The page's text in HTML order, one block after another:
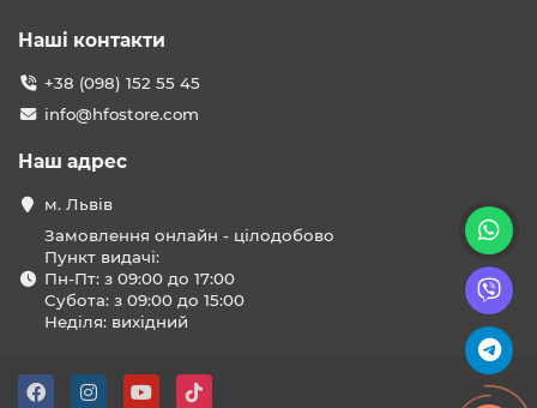
Наші контакти
+38 (098) 152 55 45
info@hfostore.com
Наш адрес
м. Львів
Замовлення онлайн - цілодобово
Пункт видачі:
Пн-Пт: з 09:00 до 17:00
Субота: з 09:00 до 15:00
Неділя: вихідний